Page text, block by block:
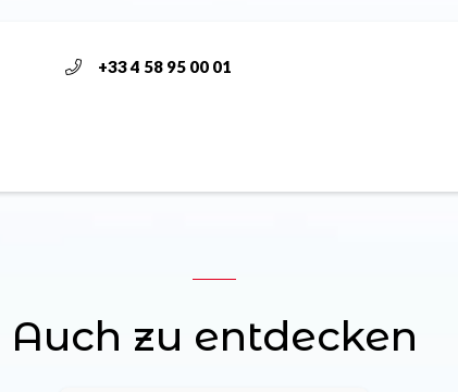
+33 4 58 95 00 01
Auch zu entdecken